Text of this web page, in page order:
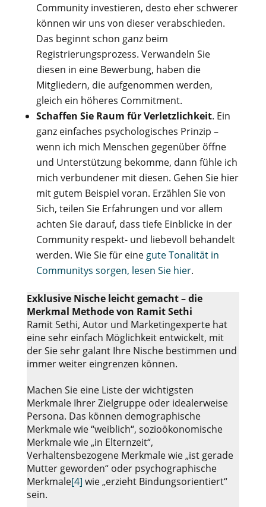
Community investieren, desto eher schwerer
können wir uns von dieser verabschieden.
Das beginnt schon ganz beim
Registrierungsprozess. Verwandeln Sie
diesen in eine Bewerbung, haben die
Mitgliedern, die aufgenommen werden,
gleich ein höheres Commitment.
Schaffen Sie Raum für Verletzlichkeit. Ein
ganz einfaches psychologisches Prinzip –
wenn ich mich Menschen gegenüber öffne
und Unterstützung bekomme, dann fühle ich
mich verbundener mit diesen. Gehen Sie hier
mit gutem Beispiel voran. Erzählen Sie von
Sich, teilen Sie Erfahrungen und vor allem
achten Sie darauf, dass tiefe Einblicke in der
Community respekt- und liebevoll behandelt
werden. Wie Sie für eine gute Tonalität in
Communitys sorgen, lesen Sie hier.
Exklusive Nische leicht gemacht – die
Merkmal Methode von Ramit Sethi
Ramit Sethi, Autor und Marketingexperte hat
eine sehr einfach Möglichkeit entwickelt, mit
der Sie sehr galant Ihre Nische bestimmen und
immer weiter eingrenzen können.
Machen Sie eine Liste der wichtigsten
Merkmale Ihrer Zielgruppe oder idealerweise
Persona. Das können demographische
Merkmale wie “weiblich“, sozioökonomische
Merkmale wie „in Elternzeit“,
Verhaltensbezogene Merkmale wie „ist gerade
Mutter geworden“ oder psychographische
Merkmale[4] wie „erzieht Bindungsorientiert“
sein.